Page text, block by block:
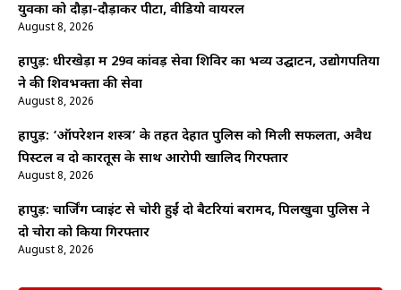
युवकों को दौड़ा-दौड़ाकर पीटा, वीडियो वायरल
August 8, 2026
हापुड़: धीरखेड़ा में 29वें कांवड़ सेवा शिविर का भव्य उद्घाटन, उद्योगपतियों
ने की शिवभक्तों की सेवा
August 8, 2026
हापुड़: ‘ऑपरेशन शस्त्र’ के तहत देहात पुलिस को मिली सफलता, अवैध
पिस्टल व दो कारतूस के साथ आरोपी खालिद गिरफ्तार
August 8, 2026
हापुड़: चार्जिंग प्वाइंट से चोरी हुईं दो बैटरियां बरामद, पिलखुवा पुलिस ने
दो चोरों को किया गिरफ्तार
August 8, 2026